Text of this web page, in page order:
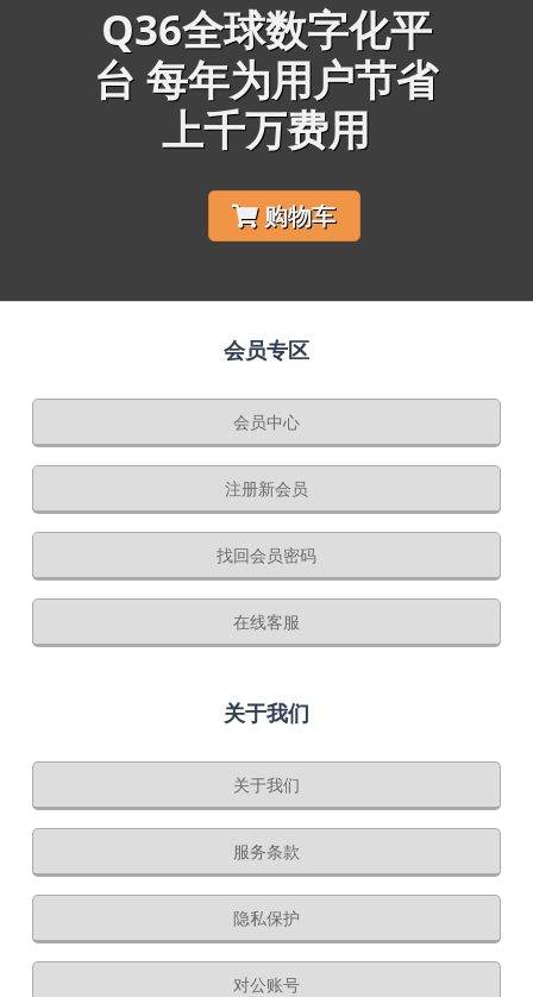
Q36全球数字化平
台 每年为用户节省
上千万费用
购物车
会员专区
会员中心
注册新会员
找回会员密码
在线客服
关于我们
关于我们
服务条款
隐私保护
对公账号